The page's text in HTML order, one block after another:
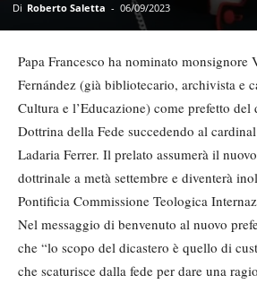
Di Roberto Saletta - 06/09/2023
Papa Francesco ha nominato monsignore
Fernández (già bibliotecario, archivista e
Cultura e l’Educazione) come prefetto del
Dottrina della Fede succedendo al
Ladaria Ferrer. Il prelato assumerà il
dottrinale a metà settembre e diventerà
Pontificia Commissione Teologica
Nel messaggio di benvenuto al nuovo
che “lo scopo del dicastero è quello di
che scaturisce dalla fede per dare una